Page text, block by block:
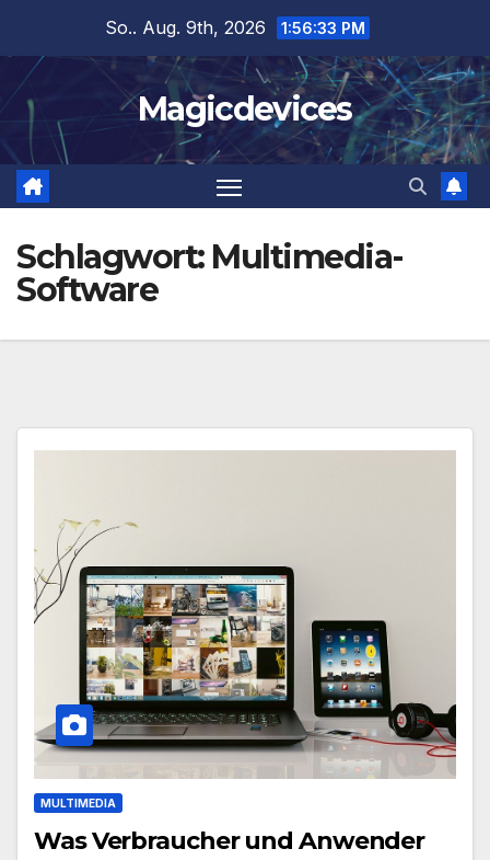
springen
So.. Aug. 9th, 2026 1:56:34 PM
Magicdevices
Schlagwort: Multimedia-
Software
MULTIMEDIA
Was Verbraucher und Anwender